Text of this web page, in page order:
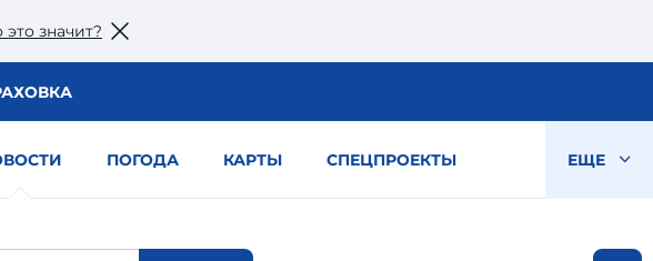
это значит?
ПОГОДА КАРТЫ СПЕЦПРОЕКТЫ ЕЩЕ